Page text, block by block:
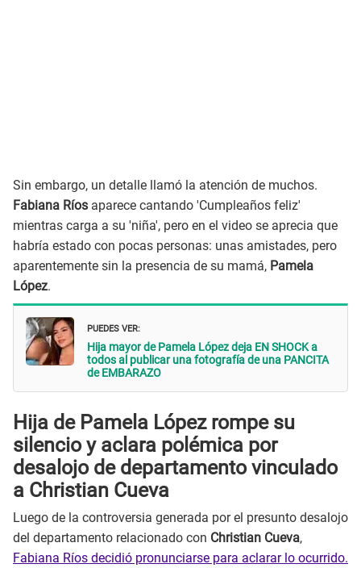
Sin embargo, un detalle llamó la atención de muchos.
Fabiana Ríos aparece cantando 'Cumpleaños feliz'
mientras carga a su 'niña', pero en el video se aprecia que
habría estado con pocas personas: unas amistades, pero
aparentemente sin la presencia de su mamá, Pamela
López.
PUEDES VER:
Hija mayor de Pamela López deja EN SHOCK a
todos al publicar una fotografía de una PANCITA
de EMBARAZO
Hija de Pamela López rompe su
silencio y aclara polémica por
desalojo de departamento vinculado
a Christian Cueva
Luego de la controversia generada por el presunto desalojo
del departamento relacionado con Christian Cueva,
Fabiana Ríos decidió pronunciarse para aclarar lo ocurrido.